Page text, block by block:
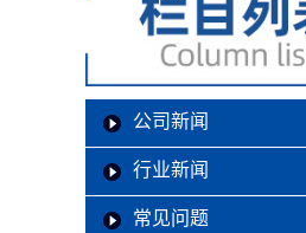
公司新闻
行业新闻
常见问题